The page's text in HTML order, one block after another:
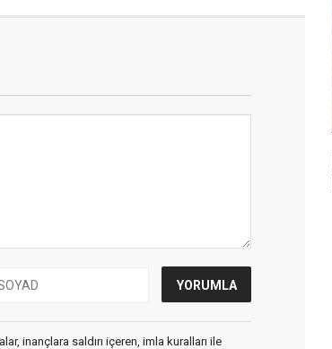
inançlara saldırı içeren, imla kuralları ile